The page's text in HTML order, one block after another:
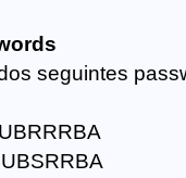
seguintes